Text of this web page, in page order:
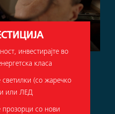
инвестирајте во
класа
светилки (со жаречко
или ЛЕД
прозорци со нови